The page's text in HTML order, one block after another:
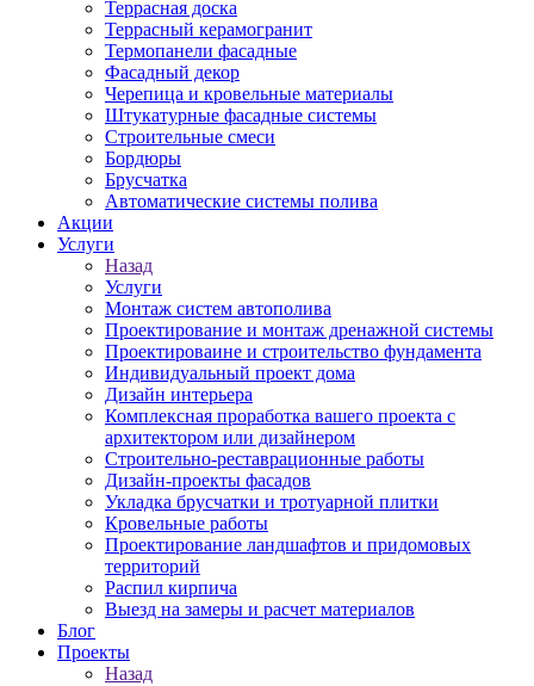
Террасная доска
Террасный керамогранит
Термопанели фасадные
Фасадный декор
Черепица и кровельные материалы
Штукатурные фасадные системы
Строительные смеси
Бордюры
Брусчатка
Автоматические системы полива
Акции
Услуги
Назад
Услуги
Монтаж систем автополива
Проектирование и монтаж дренажной системы
Проектироваине и строительство фундамента
Индивидуальный проект дома
Дизайн интерьера
Комплексная проработка вашего проекта с
архитектором или дизайнером
Строительно-реставрационные работы
Дизайн-проекты фасадов
Укладка брусчатки и тротуарной плитки
Кровельные работы
Проектирование ландшафтов и придомовых
территорий
Распил кирпича
Выезд на замеры и расчет материалов
Блог
Проекты
Назад